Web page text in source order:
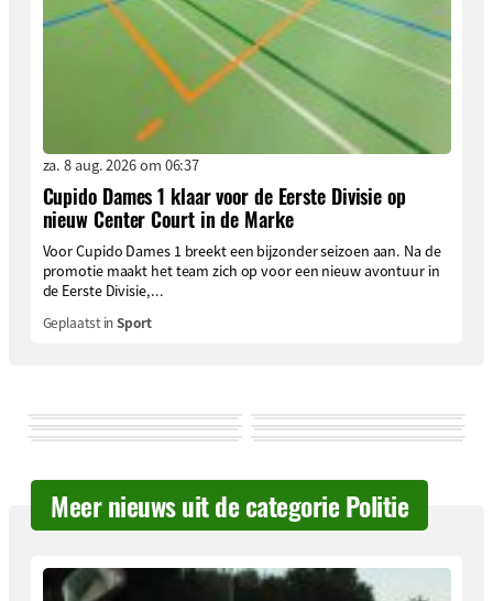
za. 8 aug. 2026 om 06:37
Cupido Dames 1 klaar voor de Eerste Divisie op
nieuw Center Court in de Marke
Voor Cupido Dames 1 breekt een bijzonder seizoen aan. Na de
promotie maakt het team zich op voor een nieuw avontuur in
de Eerste Divisie,...
Geplaatst inSport
Meer nieuws uit de categorie Politie